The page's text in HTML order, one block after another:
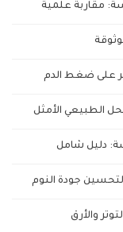
مقاربة علمية
على ضغط الدم
الطبيعي الأمثل
دليل شامل
جودة النوم
والأرق